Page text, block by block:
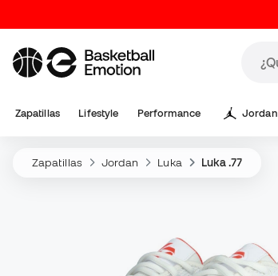
Zapatillas Lifestyle Performance Jordan
Zapatillas Jordan Luka Luka .77